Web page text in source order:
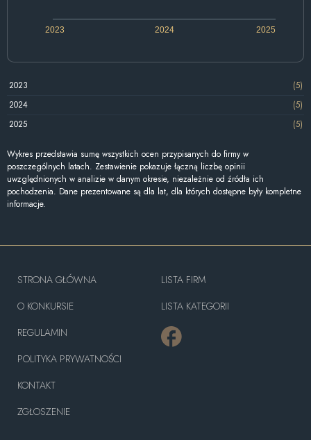
2023 2024 2025
2023
(5)
2024
(5)
2025
(5)
Wykres przedstawia sumę wszystkich ocen przypisanych do firmy w
poszczególnych latach. Zestawienie pokazuje łączną liczbę opinii
uwzględnionych w analizie w danym okresie, niezależnie od źródła ich
pochodzenia. Dane prezentowane są dla lat, dla których dostępne były kompletne
informacje.
STRONA GŁÓWNA
O KONKURSIE
REGULAMIN
POLITYKA PRYWATNOŚCI
KONTAKT
ZGŁOSZENIE
LISTA FIRM
LISTA KATEGORII